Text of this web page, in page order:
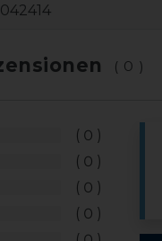
(0)
0
0
0
0